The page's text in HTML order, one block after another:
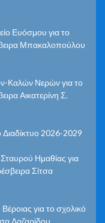
Ευόσμου για το
Μπακαλοπούλου
Καλών Νερών για το
Αικατερίνη Σ.
2026-2029
Ημαθίας για
Σίτσα
για το σχολικό
Λαζαρίδου